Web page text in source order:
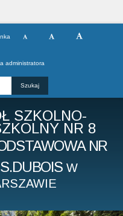
administratora
SZKOLNO-
NR 8
NR
W